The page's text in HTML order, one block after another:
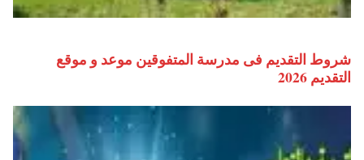
شروط التقديم فى مدرسة المتفوقين موعد و موقع
التقديم 2026